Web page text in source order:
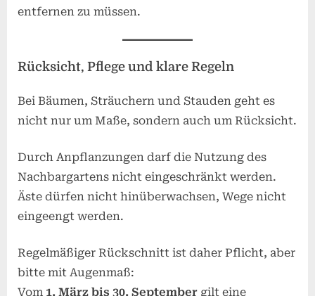
entfernen zu müssen.
Rücksicht, Pflege und klare Regeln
Bei Bäumen, Sträuchern und Stauden geht es
nicht nur um Maße, sondern auch um Rücksicht.
Durch Anpflanzungen darf die Nutzung des
Nachbargartens nicht eingeschränkt werden.
Äste dürfen nicht hinüberwachsen, Wege nicht
eingeengt werden.
Regelmäßiger Rückschnitt ist daher Pflicht, aber
bitte mit Augenmaß:
Vom 1. März bis 30. September gilt eine